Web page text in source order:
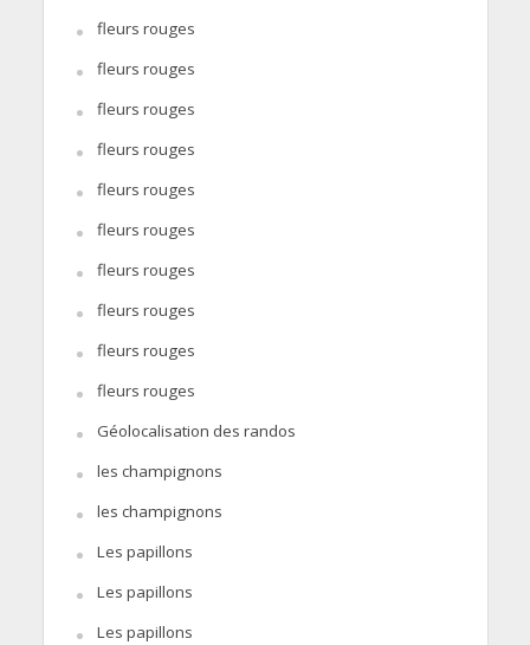
fleurs rouges
fleurs rouges
fleurs rouges
fleurs rouges
fleurs rouges
fleurs rouges
fleurs rouges
fleurs rouges
fleurs rouges
fleurs rouges
Géolocalisation des randos
les champignons
les champignons
Les papillons
Les papillons
Les papillons